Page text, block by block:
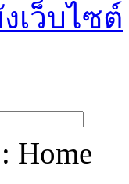
เว็บไซต์
Home